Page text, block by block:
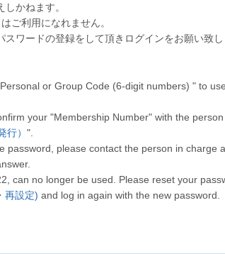
かねます。
ご利用になれません。
スワードの登録をして頂きログインをお願い致し
or Group Code (6-digit numbers) " to
your "Membership Number" with the person
） ".
password, please contact the person in charge
can no longer be used. Please reset your
再設定) and log in again with the new password.